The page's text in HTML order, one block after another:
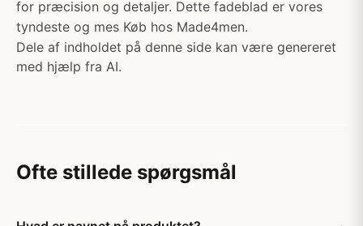
for præcision og detaljer. Dette fadeblad er vores
tyndeste og mes Køb hos Made4men.
Dele af indholdet på denne side kan være genereret
med hjælp fra AI.
Ofte stillede spørgsmål